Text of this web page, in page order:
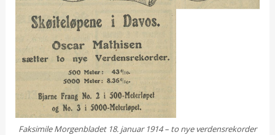
Faksimile Morgenbladet 18. januar 1914 – to nye verdensrekorder